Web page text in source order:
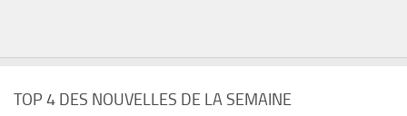
TOP 4 DES NOUVELLES DE LA SEMAINE